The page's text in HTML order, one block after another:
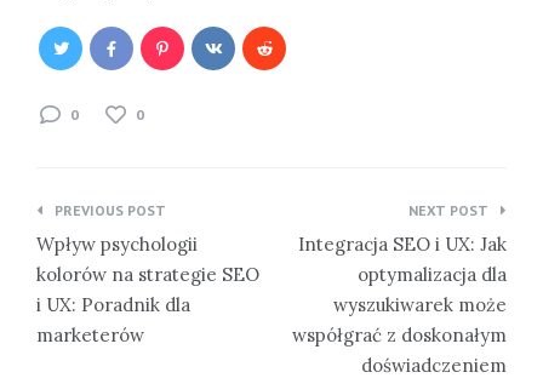
0 0
Nawigacja
wpisu
PREVIOUS POST
Wpływ psychologii
kolorów na strategie SEO
i UX: Poradnik dla
marketerów
NEXT POST
Integracja SEO i UX: Jak
optymalizacja dla
wyszukiwarek może
współgrać z doskonałym
doświadczeniem